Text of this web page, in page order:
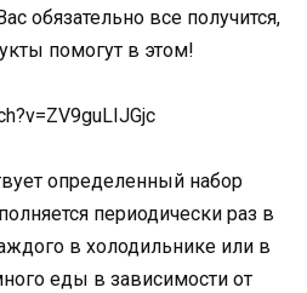
обязательно все получится,
помогут в этом!
определенный набор
периодически раз в
в холодильнике или в
еды в зависимости от